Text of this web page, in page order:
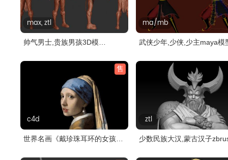
max, ztl
帅气男士,贵族男孩3D模
ma/mb
武侠少年,少侠,少主maya模
售
c4d
世界名画《戴珍珠耳环的女孩》
ztl
少数民族大汉,蒙古汉子